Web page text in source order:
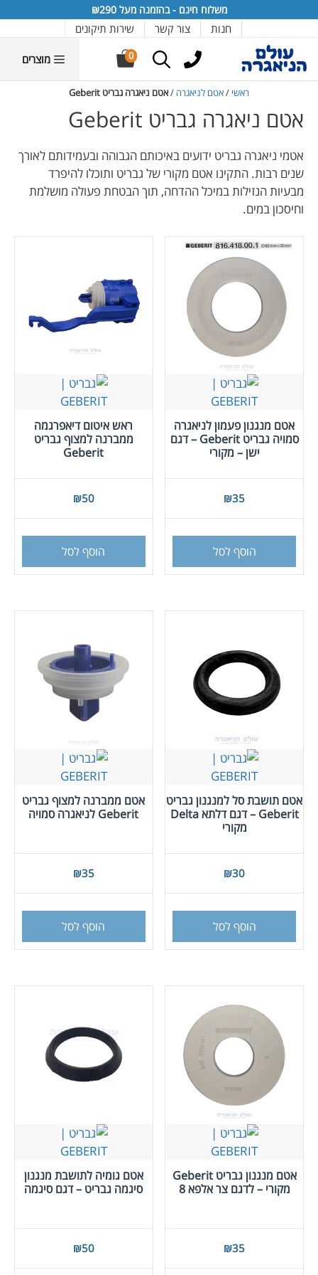
מוצרים
משלוח חינם - בהזמנה מעל ₪290
חנות צור קשר שירות תיקונים
0
ראשי /אטם לניאגרה /אטם ניאגרה גבריט Geberit
אטם ניאגרה גבריט Geberit
אטמי ניאגרה גבריט ידועים באיכותם הגבוהה ובעמידותם לאורך
שנים רבות. התקינו אטם מקורי של גבריט ותוכלו להיפרד
מבעיות הנזילות במיכל ההדחה, תוך הבטחת פעולה מושלמת
וחיסכון במים.
אטם מנגנון פעמון לניאגרה
סמויה גבריט Geberit – דגם
ישן – מקורי
₪35
הוסף לסל
ראש איטום דיאפרגמה
ממברנה למצוף גבריט
Geberit
₪50
הוסף לסל
אטם תושבת סל למנגנון גבריט
Geberit – דגם דלתא Delta
מקורי
₪30
הוסף לסל
אטם ממברנה למצוף גבריט
Geberit לניאגרה סמויה
₪35
הוסף לסל
אטם מנגנון גבריט Geberit
מקורי – לדגם צר אלפא 8
₪35
אטם גומיה לתושבת מנגנון
סיגמה גבריט – דגם סיגמה
₪50